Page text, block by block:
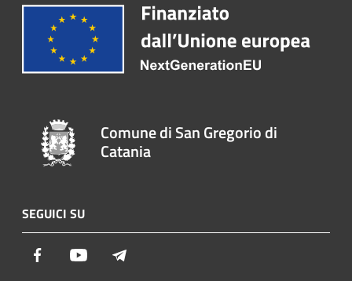
Comune di San Gregorio di
Catania
SEGUICI SU
Facebook Youtube